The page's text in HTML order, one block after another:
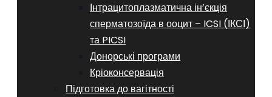
Інтрацитоплазматична ін’єкція
сперматозоїда в ооцит – ICSI (ІКСІ)
та PICSI
Донорські програми
Кріоконсервація
Підготовка до вагітності